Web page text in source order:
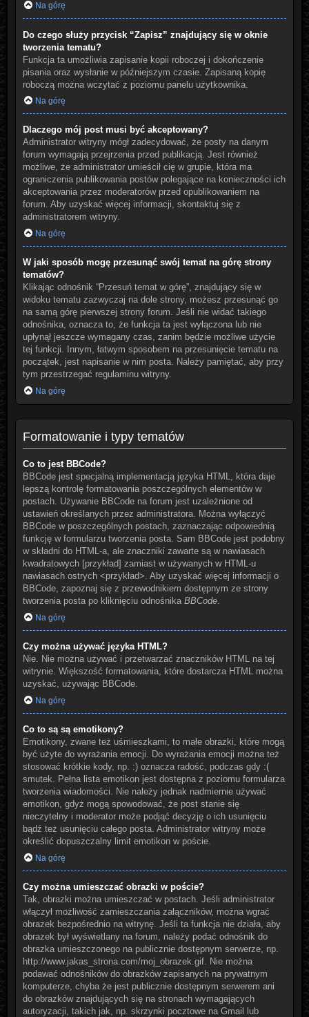
Na górę
Do czego służy przycisk “Zapisz” znajdujący się w oknie
tworzenia tematu?
Funkcja ta umożliwia zapisanie kopii roboczej i dokończenie
pisania oraz wysłanie w późniejszym czasie. Zapisaną kopię
roboczą można wczytać z poziomu panelu użytkownika.
Na górę
Dlaczego mój post musi być akceptowany?
Administrator witryny mógł zadecydować, że posty na danym
forum wymagają przejrzenia przed publikacją. Jest również
możliwe, że administrator umieścił cię w grupie, która ma
ograniczenia publikowania postów polegające na konieczności ich
akceptowania przez moderatorów przed opublikowaniem na
forum. Aby uzyskać więcej informacji, skontaktuj się z
administratorem witryny.
Na górę
W jaki sposób mogę przesunąć swój temat na górę strony
tematów?
Klikając odnośnik “Przesuń temat w górę”, znajdujący się w
widoku tematu zazwyczaj na dole strony, możesz przesunąć go
na samą górę pierwszej strony forum. Jeśli nie widać takiego
odnośnika, oznacza to, że funkcja ta jest wyłączona lub nie
upłynął jeszcze wymagany czas, zanim będzie możliwe użycie
tej funkcji. Innym, łatwym sposobem na przesunięcie tematu na
początek, jest napisanie w nim posta. Należy pamiętać, aby przy
tym przestrzegać regulaminu witryny.
Na górę
Formatowanie i typy tematów
Co to jest BBCode?
BBCode jest specjalną implementacją języka HTML, która daje
lepszą kontrolę formatowania poszczególnych elementów w
postach. Używanie BBCode na forum jest uzależnione od
ustawień określanych przez administratora. Można wyłączyć
BBCode w poszczególnych postach, zaznaczając odpowiednią
funkcję w formularzu tworzenia posta. Sam BBCode jest podobny
w składni do HTML-a, ale znaczniki zawarte są w nawiasach
kwadratowych [przykład] zamiast w używanych w HTML-u
nawiasach ostrych <przykład>. Aby uzyskać więcej informacji o
BBCode, zapoznaj się z przewodnikiem dostępnym ze strony
tworzenia posta po kliknięciu odnośnika BBCode.
Na górę
Czy można używać języka HTML?
Nie. Nie można używać i przetwarzać znaczników HTML na tej
witrynie. Większość formatowania, które dostarcza HTML można
uzyskać, używając BBCode.
Na górę
Co to są są emotikony?
Emotikony, zwane też uśmieszkami, to małe obrazki, które mogą
być użyte do wyrażania emocji. Do wyrażania emocji można też
stosować krótkie kody, np. :) oznacza radość, podczas gdy :(
smutek. Pełna lista emotikon jest dostępna z poziomu formularza
tworzenia wiadomości. Nie należy jednak nadmiernie używać
emotikon, gdyż mogą spowodować, że post stanie się
nieczytelny i moderator może podjąć decyzję o ich usunięciu
bądź też usunięciu całego posta. Administrator witryny może
określić dopuszczalny limit emotikon w poście.
Na górę
Czy można umieszczać obrazki w poście?
Tak, obrazki można umieszczać w postach. Jeśli administrator
włączył możliwość zamieszczania załączników, można wgrać
obrazek bezpośrednio na witrynę. Jeśli ta funkcja nie działa, aby
obrazek był wyświetlany na forum, należy podać odnośnik do
obrazka umieszczonego na publicznie dostępnym serwerze, np.
http://www.jakas_strona.com/moj_obrazek.gif. Nie można
podawać odnośników do obrazków zapisanych na prywatnym
komputerze, chyba że jest publicznie dostępnym serwerem ani
do obrazków znajdujących się na stronach wymagających
autoryzacji, takich jak, np. skrzynki pocztowe na Gmail lub